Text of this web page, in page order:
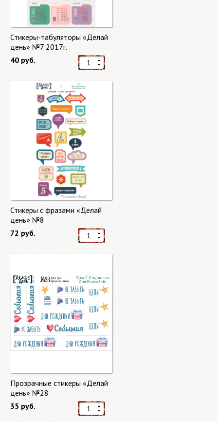
Стикеры-табуляторы «Делай
день» №7 2017г.
40 руб.
Стикеры с фразами «Делай
день» №8
72 руб.
Прозрачные стикеры «Делай
день» №28
35 руб.